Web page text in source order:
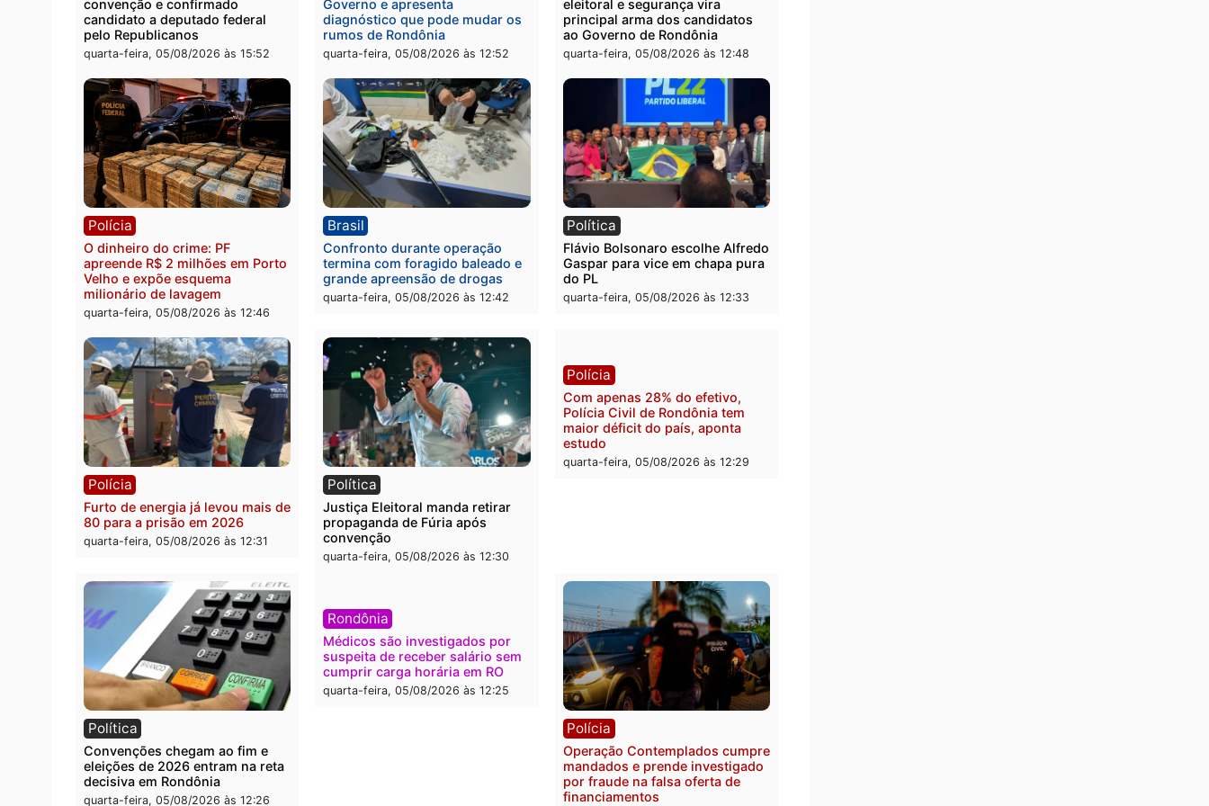
Você também vai querer ler...
Política
Jônatas França é aprovado na
convenção e confirmado
candidato a deputado federal
pelo Republicanos
Brasil
TCE reúne candidatos ao
Governo e apresenta
diagnóstico que pode mudar os
rumos de Rondônia
Violência domina o debate
eleitoral e segurança vira
principal arma dos candidatos
ao Governo de Rondônia
Polícia
O dinheiro do crime: PF
Velho e expõe esquema
milionário de lavagem
quarta-feira, 05/08/2026 às 12:46
Brasil
Confronto durante operação
termina com foragido baleado e
quarta-feira, 05/08/2026 às 12:42
do PL
quarta-feira, 05/08/2026 às 12:33
Polícia
Com apenas 28% do efetivo,
maior déficit do país, aponta
estudo
quarta-feira, 05/08/2026 às 12:29